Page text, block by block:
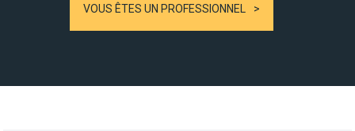
VOUS ÊTES UN PROFESSIONNEL